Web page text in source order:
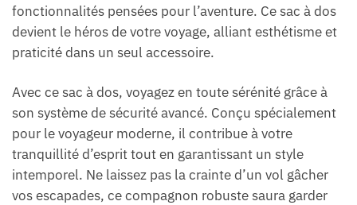
fonctionnalités pensées pour l’aventure. Ce sac à dos
devient le héros de votre voyage, alliant esthétisme et
praticité dans un seul accessoire.
Avec ce sac à dos, voyagez en toute sérénité grâce à
son système de sécurité avancé. Conçu spécialement
pour le voyageur moderne, il contribue à votre
tranquillité d’esprit tout en garantissant un style
intemporel. Ne laissez pas la crainte d’un vol gâcher
vos escapades, ce compagnon robuste saura garder